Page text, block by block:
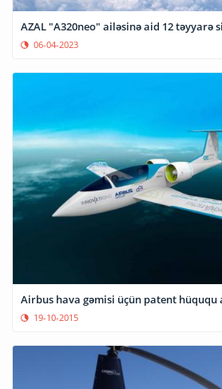
AZAL "A320neo" ailəsinə aid 12 təyyarə
06-04-2023
Airbus hava gəmisi üçün patent hüququ
19-10-2015